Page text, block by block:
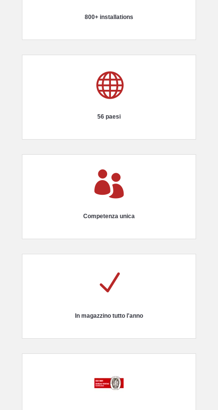
800+ installations

56 paesi

Competenza unica
N
In magazzino tutto l'anno